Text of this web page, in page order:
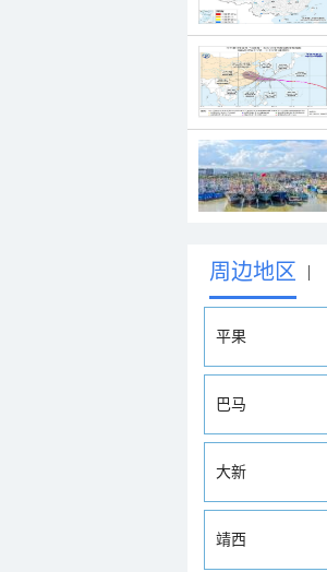
周边地区 |
平果
巴马
大新
靖西